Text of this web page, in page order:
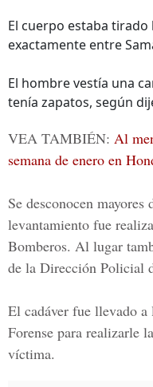
El cuerpo estaba
exactamente entre
El hombre vestía una
tenía zapatos, según
VEA TAMBIÉN: Al
semana de enero en
Se desconocen
levantamiento fue
Bomberos. Al lugar
de la Dirección Policial
El cadáver fue llevado a
Forense para realizarle
víctima.